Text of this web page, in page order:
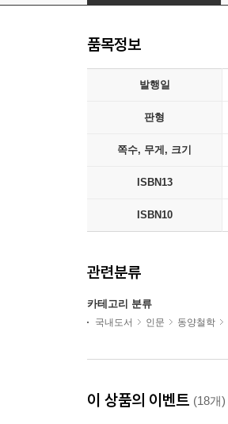
품목정보
발행일
판형
쪽수, 무게, 크기
ISBN13
ISBN10
관련분류
카테고리 분류
국내도서 인문 동양철학
이 상품의 이벤트 (18개)